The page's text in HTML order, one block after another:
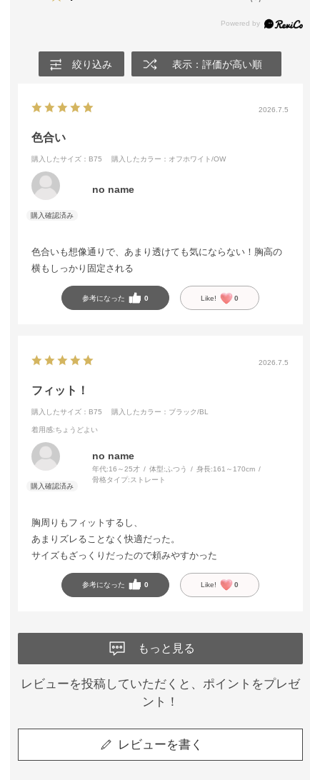
絞り込み 表示：評価が高い順
2026.7.5
色合い
購入したサイズ：B75 購入したカラー：オフホワイト/OW
no name
色合いも想像通りで、あまり透けても気にならない！胸高の
横もしっかり固定される
参考になった 0 Like! 0
2026.7.5
フィット！
購入したサイズ：B75 購入したカラー：ブラック/BL
着用感:ちょうどよい
no name
年代:16～25才 体型: ふつう 身長:161～170cm
骨格タイプ: ストレート
胸周りもフィットするし、
あまりズレることなく快適だった。
サイズもざっくりだったので頼みやすかった
参考になった 0 Like! 0
もっと見る
レビューを投稿していただくと、ポイントをプレゼ
ント！
レビューを書く